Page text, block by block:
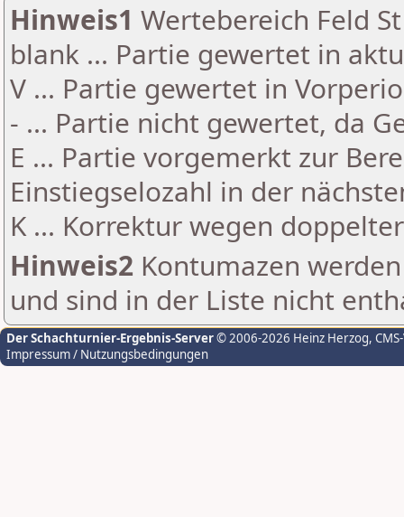
Hinweis1 Wertebereich Feld
blank ... Partie gewertet in
V ... Partie gewertet in
- ... Partie nicht gewertet, da
E ... Partie vorgemerkt zur
Einstiegselozahl in der
K ... Korrektur wegen
Hinweis2 Kontumazen
und sind in der Liste nicht
Der Schachturnier-Ergebnis-Server© 2006-2026 Heinz Herzog,
Impressum / Nutzungsbedingungen